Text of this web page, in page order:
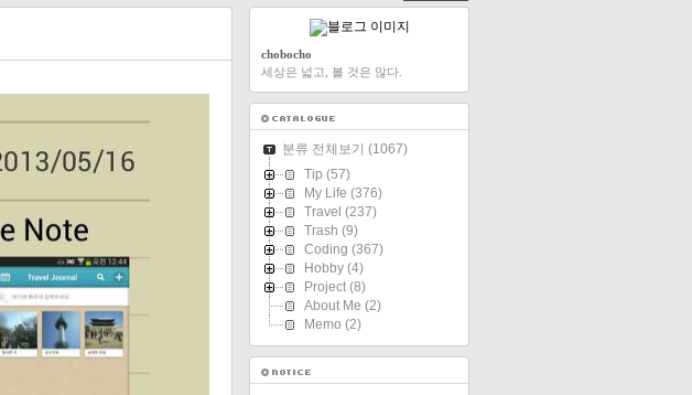
FEED
chobocho
세상은 넓고, 볼 것은 많다.
분류 전체보기 (1067)
Tip (57)
My Life (376)
Travel (237)
Trash (9)
Coding (367)
Hobby (4)
Project (8)
About Me (2)
Memo (2)